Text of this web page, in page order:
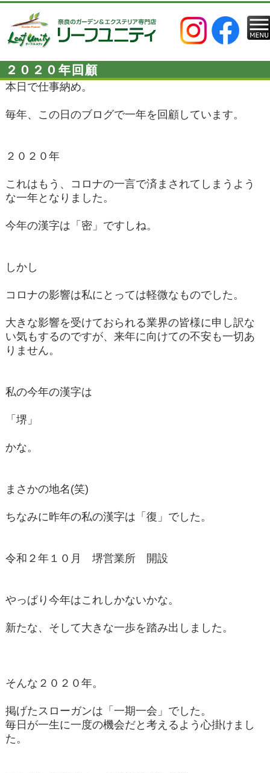
２０２０年回顧
本日で仕事納め。
毎年、この日のブログで一年を回顧しています。
２０２０年
これはもう、コロナの一言で済まされてしまうよう
な一年となりました。
今年の漢字は「密」ですしね。
しかし
コロナの影響は私にとっては軽微なものでした。
大きな影響を受けておられる業界の皆様に申し訳な
い気もするのですが、来年に向けての不安も一切あ
りません。
私の今年の漢字は
「堺」
かな。
まさかの地名(笑)
ちなみに昨年の私の漢字は「復」でした。
令和２年１０月 堺営業所 開設
やっぱり今年はこれしかないかな。
新たな、そして大きな一歩を踏み出しました。
そんな２０２０年。
掲げたスローガンは「一期一会」でした。
毎日が一生に一度の機会だと考えるよう心掛けまし
た。